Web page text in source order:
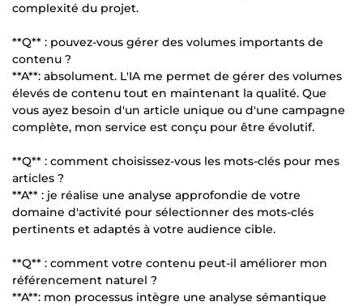
complexité du projet.
**Q** : pouvez-vous gérer des volumes importants de
contenu ?
**A**: absolument. L'IA me permet de gérer des volumes
élevés de contenu tout en maintenant la qualité. Que
vous ayez besoin d'un article unique ou d'une campagne
complète, mon service est conçu pour être évolutif.
**Q** : comment choisissez-vous les mots-clés pour mes
articles ?
**A** : je réalise une analyse approfondie de votre
domaine d'activité pour sélectionner des mots-clés
pertinents et adaptés à votre audience cible.
**Q** : comment votre contenu peut-il améliorer mon
référencement naturel ?
**A**: mon processus intègre une analyse sémantique